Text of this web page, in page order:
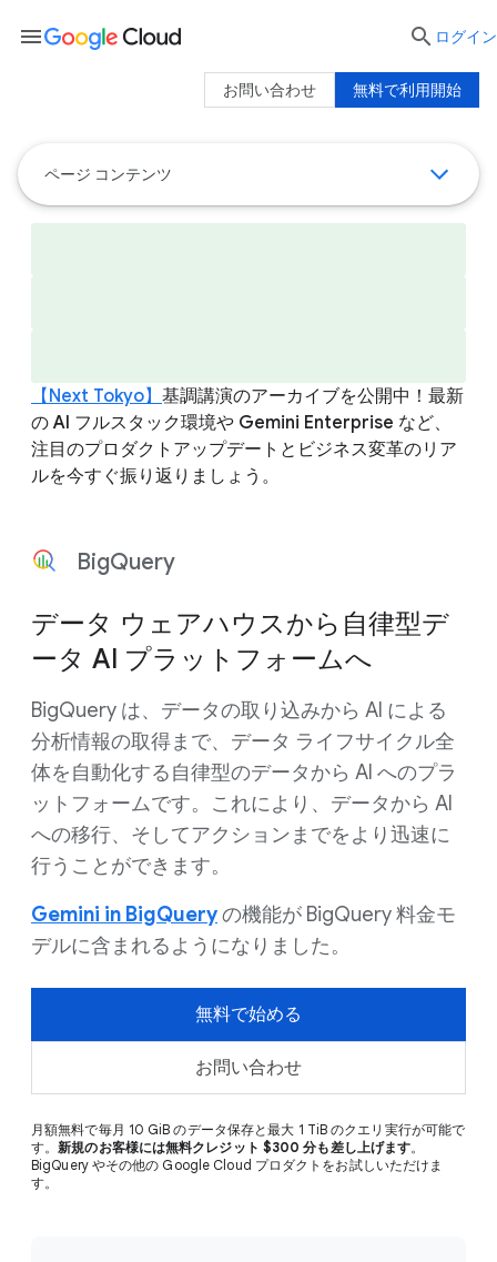
ページ コンテンツ
【Next Tokyo】 基調講演のアーカイブを公開中！最新
の AI フルスタック環境や Gemini Enterprise など、
注目のプロダクトアップデートとビジネス変革のリア
ルを今すぐ振り返りましょう。
BigQuery
データ ウェアハウスから自律型デ
ータ AI プラットフォームへ
BigQuery は、データの取り込みから AI による
分析情報の取得まで、データ ライフサイクル全
体を自動化する自律型のデータから AI へのプラ
ットフォームです。これにより、データから AI
への移行、そしてアクションまでをより迅速に
行うことができます。
Gemini in BigQueryの機能が BigQuery 料金モ
デルに含まれるようになりました。
無料で始める
お問い合わせ
月額無料で毎月 10 GiB のデータ保存と最大 1 TiB のクエリ実行が可能で
す。新規のお客様には無料クレジット $300 分も差し上げます。
BigQuery やその他の Google Cloud プロダクトをお試しいただけま
す。
menu  ログイン
無料で利用開始
お問い合わせ